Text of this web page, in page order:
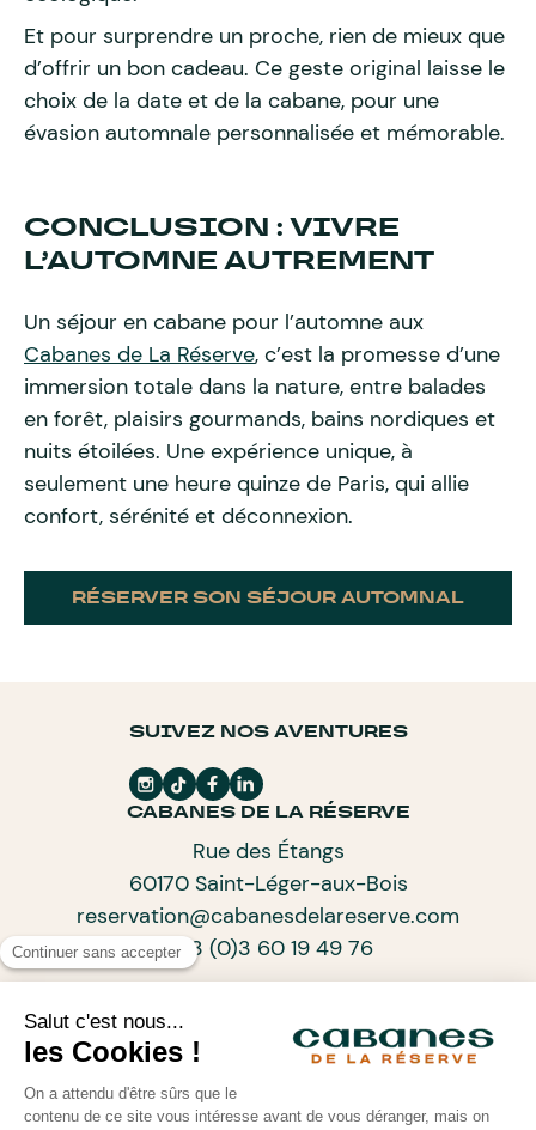
Et pour surprendre un proche, rien de mieux que
d’offrir un bon cadeau. Ce geste original laisse le
choix de la date et de la cabane, pour une
évasion automnale personnalisée et mémorable.
CONCLUSION : VIVRE
L’AUTOMNE AUTREMENT
Un séjour en cabane pour l’automne aux
Cabanes de La Réserve, c’est la promesse d’une
immersion totale dans la nature, entre balades
en forêt, plaisirs gourmands, bains nordiques et
nuits étoilées. Une expérience unique, à
seulement une heure quinze de Paris, qui allie
confort, sérénité et déconnexion.
RÉSERVER SON SÉJOUR AUTOMNAL
SUIVEZ NOS AVENTURES
CABANES DE LA RÉSERVE
Rue des Étangs
60170 Saint-Léger-aux-Bois
reservation@cabanesdelareserve.com
+33 (0)3 60 19 49 76
ABONNEZ-VOUS À NOTRE NEWSLETTER